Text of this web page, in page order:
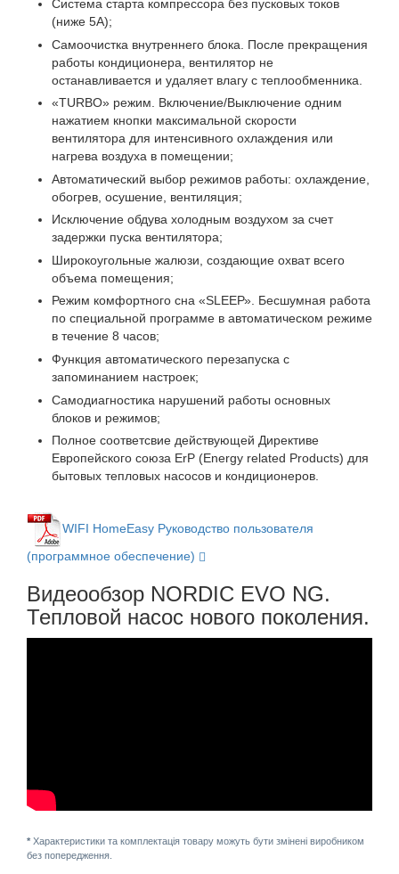
Система старта компрессора без пусковых токов
(ниже 5А);
Самоочистка внутреннего блока. После прекращения
работы кондиционера, вентилятор не
останавливается и удаляет влагу с теплообменника.
«TURBO» режим. Включение/Выключение одним
нажатием кнопки максимальной скорости
вентилятора для интенсивного охлаждения или
нагрева воздуха в помещении;
Автоматический выбор режимов работы: охлаждение,
обогрев, осушение, вентиляция;
Исключение обдува холодным воздухом за счет
задержки пуска вентилятора;
Широкоугольные жалюзи, создающие охват всего
объема помещения;
Режим комфортного сна «SLЕЕР». Бесшумная работа
по специальной программе в автоматическом режиме
в течение 8 часов;
Функция автоматического перезапуска с
запоминанием настроек;
Самодиагностика нарушений работы основных
блоков и режимов;
Полное соответсвие действующей Директиве
Европейского союза ErP (Energy related Products) для
бытовых тепловых насосов и кондиционеров.
WIFI HomeEasy Руководство пользователя
(программное обеспечение)
Видеообзор NORDIC EVO NG.
Тепловой насос нового поколения.
* Характеристики та комплектація товару можуть бути змінені виробником
без попередження.